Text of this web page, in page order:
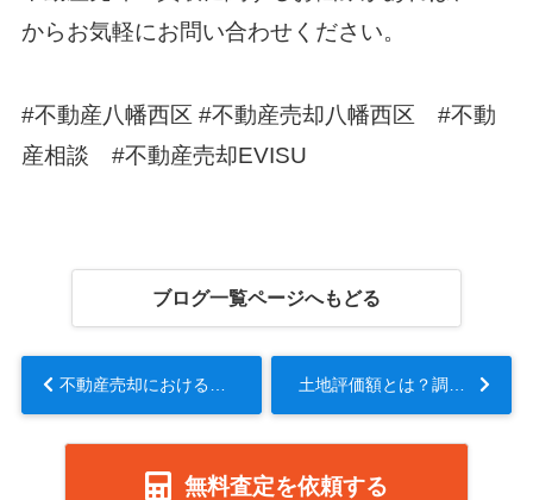
からお気軽にお問い合わせください。
#不動産八幡西区 #不動産売却八幡西区 #不動
産相談 #不動産売却EVISU
ブログ一覧ページへもどる
無料査定を依頼する